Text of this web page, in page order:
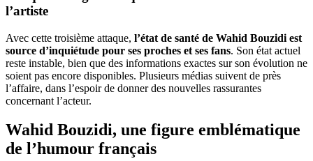
l’artiste
Avec cette troisième attaque, l’état de santé de Wahid Bouzidi est
source d’inquiétude pour ses proches et ses fans. Son état actuel
reste instable, bien que des informations exactes sur son évolution ne
soient pas encore disponibles. Plusieurs médias suivent de près
l’affaire, dans l’espoir de donner des nouvelles rassurantes
concernant l’acteur.
Wahid Bouzidi, une figure emblématique
de l’humour français